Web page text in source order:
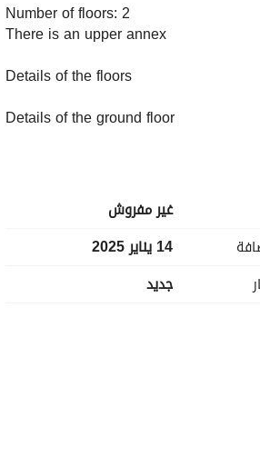
Number of floors: 2
There is an upper annex
Details of the floors
Details of the ground floor
Bathrooms: 1, halls: 1, bedrooms: 1,
Details of the upper annex
Bathrooms: 1, halls: 1, bedrooms: 2
غير مفروش
14 يناير 2025
جديد